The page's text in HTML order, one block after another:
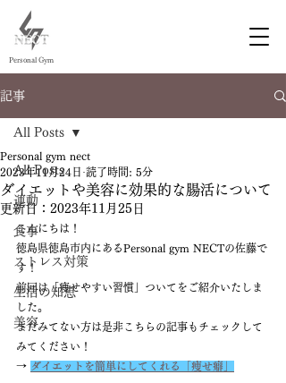
Personal Gym
記事
All Posts
運動
食事
ストレス対策
生活の知恵
美容
All Posts
ダイエットや美容に効果的な腸活について
Personal gym nect
2023年11月24日 読了時間: 5分
更新日： 2023年11月25日
こんにちは！
徳島県徳島市内にあるPersonal gym NECTの佐藤で
す！
前回は「痩せやすい習慣」ついてをご紹介いたしま
した。
まだみてない方は是非こちらの記事もチェックして
みてください！
→ ダイエットを簡単にしてくれる「痩せ癖」